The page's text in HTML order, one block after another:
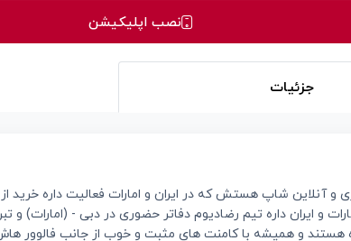
نصب اپلیکیشن
جزئیات
و آنلاین شاپ هستش که در ایران و امارات فعالیت داره
و ایران داره تیم رضادیوم دفاتر حضوری در دبی - (امارات) و
هستند و همیشه با کامنت های مثبت و خوب از جانب فالوور